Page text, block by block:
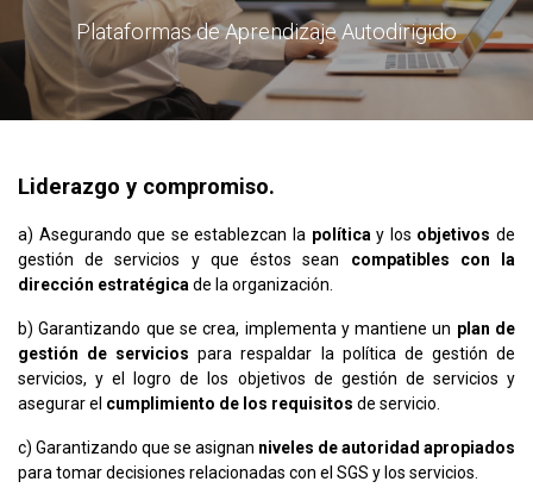
Plataformas de Aprendizaje Autodirigido
Liderazgo y compromiso.
a) Asegurando que se establezcan la política y los objetivos de
gestión de servicios y que éstos sean compatibles con la
dirección estratégica de la organización.
b) Garantizando que se crea, implementa y mantiene un plan de
gestión de servicios para respaldar la política de gestión de
servicios, y el logro de los objetivos de gestión de servicios y
asegurar el cumplimiento de los requisitos de servicio.
c) Garantizando que se asignan niveles de autoridad apropiados
para tomar decisiones relacionadas con el SGS y los servicios.